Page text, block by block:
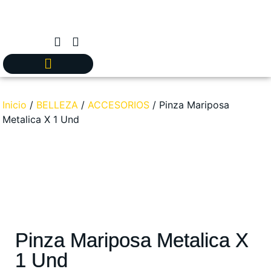
Inicio / BELLEZA / ACCESORIOS / Pinza Mariposa
Metalica X 1 Und
Pinza Mariposa Metalica X
1 Und